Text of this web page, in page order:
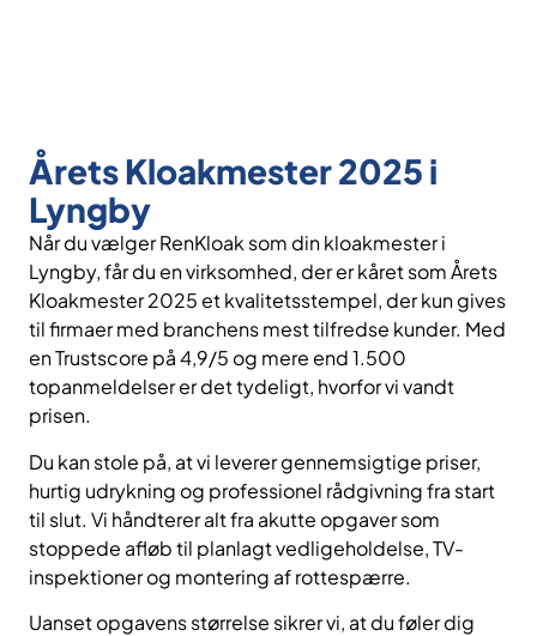
Årets Kloakmester 2025 i
Lyngby
Når du vælger RenKloak som din kloakmester i
Lyngby, får du en virksomhed, der er kåret som Årets
Kloakmester 2025 et kvalitetsstempel, der kun gives
til firmaer med branchens mest tilfredse kunder. Med
en Trustscore på 4,9/5 og mere end 1.500
topanmeldelser er det tydeligt, hvorfor vi vandt
prisen.
Du kan stole på, at vi leverer gennemsigtige priser,
hurtig udrykning og professionel rådgivning fra start
til slut. Vi håndterer alt fra akutte opgaver som
stoppede afløb til planlagt vedligeholdelse, TV-
inspektioner og montering af rottespærre.
Uanset opgavens størrelse sikrer vi, at du føler dig